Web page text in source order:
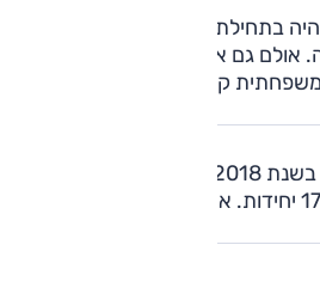
גם אז ובמיוחד כיום, ניתן
קומפקטית גדולה, איכותית